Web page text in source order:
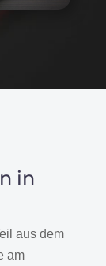
in
aus dem
am